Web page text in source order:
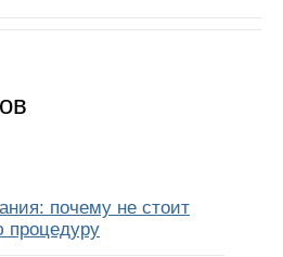
почему не стоит
процедуру